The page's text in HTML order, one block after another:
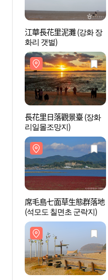
江華長花里泥灘 (강화 장
화리 갯벌)
長花里日落觀景臺 (장화
리일몰조망지)
席毛島七面草生態群落地
(석모도 칠면초 군락지)